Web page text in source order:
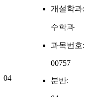
04
개설학과:
수학과
과목번호:
00757
분반: